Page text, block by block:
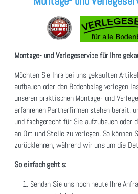
Montage- und Verlegeservice für Ihre
Möchten Sie Ihre bei uns gekauften
aufbauen oder den Bodenbelag verlegen
unseren praktischen Montage- und
erfahrenen Partnerfirmen stehen bereit,
und fachgerecht für Sie aufzubauen oder
an Ort und Stelle zu verlegen. So können
zurücklehnen, während wir uns um die
So einfach geht's:
Senden Sie uns noch heute Ihre